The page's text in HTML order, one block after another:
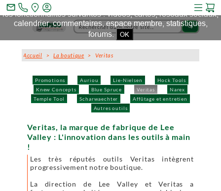
search
Promotions Auriou Lie-Nielsen
Hock Tools
Knew Concepts
Blue Spruce Veritas
Narex
Temple Tool
Scharwaechter
Affûtage et entretien
Autres outils
Accueil >La boutique > Veritas
Veritas, la marque de fabrique de Lee
Valley : L'innovation dans les outils à main
!
Les très réputés outils Veritas intègrent
progressivement notre boutique.
La direction de Lee Valley et Veritas a
mail_outline
Ce site et des sites tiers qu'il utilise collectent des cookies pour
les fonctionnalités suivantes : vidéos, cartes, réseaux sociaux,
calendrier, commentaires, espace membre, statistiques,
forums. OK